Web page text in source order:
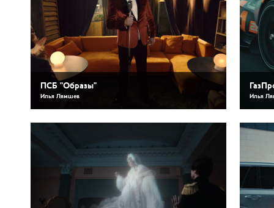
ПСБ "Образы"
Илья Лямшев Илья